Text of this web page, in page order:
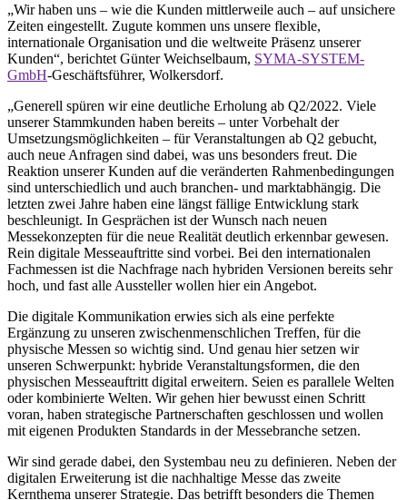
„Wir haben uns – wie die Kunden mittlerweile auch – auf unsichere
Zeiten eingestellt. Zugute kommen uns unsere flexible,
internationale Organisation und die weltweite Präsenz unserer
Kunden“, berichtet Günter Weichselbaum, SYMA-SYSTEM-
GmbH-Geschäftsführer, Wolkersdorf.
„Generell spüren wir eine deutliche Erholung ab Q2/2022. Viele
unserer Stammkunden haben bereits – unter ­Vorbehalt der
Umsetzungsmöglichkeiten – für Veranstaltungen ab Q2 gebucht,
auch neue Anfragen sind dabei, was uns besonders freut. Die
Reaktion unserer Kunden auf die ­veränderten Rahmenbedingungen
sind unterschiedlich und auch branchen- und marktabhängig. Die
letzten zwei Jahre haben eine längst ­fällige Entwicklung stark
beschleunigt. In Gesprächen ist der Wunsch nach neuen
Messekonzepten für die neue Realität deutlich erkennbar gewesen.
Rein digitale Messeauftritte sind vorbei. Bei den inter­nationalen
Fachmessen ist die Nachfrage nach hybriden Versionen bereits sehr
hoch, und fast alle Aussteller wollen hier ein Angebot.
Die digitale Kommunikation erwies sich als eine perfekte
Ergänzung zu unseren zwischenmenschlichen Treffen, für die
physische Messen so wichtig sind. Und genau hier setzen wir
unseren Schwerpunkt: hybride Veranstaltungsformen, die den
physischen Messeauftritt digital erweitern. Seien es parallele Welten
oder kombinierte Welten. Wir gehen hier bewusst einen Schritt
voran, haben strate­gische Partnerschaften geschlossen und wollen
mit eigenen Produkten Standards in der Messebranche setzen.
Wir sind gerade dabei, den Systembau neu zu definieren. Neben der
digitalen ­Erweiterung ist die nachhaltige Messe das zweite
Kernthema unserer Strategie. Das betrifft besonders die Themen